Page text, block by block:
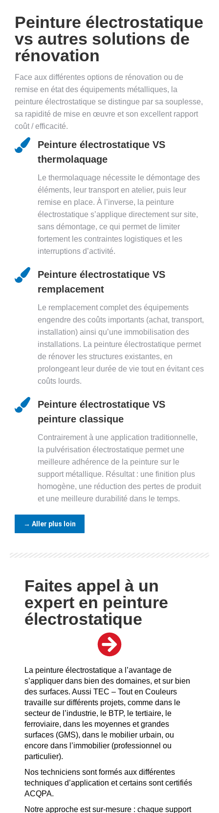
Peinture électrostatique
vs autres solutions de
rénovation
Face aux différentes options de rénovation ou de
remise en état des équipements métalliques, la
peinture électrostatique se distingue par sa souplesse,
sa rapidité de mise en œuvre et son excellent rapport
coût / efficacité.
Peinture électrostatique VS
thermolaquage
Le thermolaquage nécessite le démontage des
éléments, leur transport en atelier, puis leur
remise en place. À l’inverse, la peinture
électrostatique s’applique directement sur site,
sans démontage, ce qui permet de limiter
fortement les contraintes logistiques et les
interruptions d’activité.
Peinture électrostatique VS
remplacement
Le remplacement complet des équipements
engendre des coûts importants (achat, transport,
installation) ainsi qu’une immobilisation des
installations. La peinture électrostatique permet
de rénover les structures existantes, en
prolongeant leur durée de vie tout en évitant ces
coûts lourds.
Peinture électrostatique VS
peinture classique
Contrairement à une application traditionnelle,
la pulvérisation électrostatique permet une
meilleure adhérence de la peinture sur le
support métallique. Résultat : une finition plus
homogène, une réduction des pertes de produit
et une meilleure durabilité dans le temps.
→ Aller plus loin
Faites appel à un
expert en peinture
électrostatique
La peinture électrostatique a l’avantage de
s’appliquer dans bien des domaines, et sur bien
des surfaces. Aussi TEC – Tout en Couleurs
travaille sur différents projets, comme dans le
secteur de l’industrie, le BTP, le tertiaire, le
ferroviaire, dans les moyennes et grandes
surfaces (GMS), dans le mobilier urbain, ou
encore dans l’immobilier (professionnel ou
particulier).
Nos techniciens sont formés aux différentes
techniques d’application et certains sont certifiés
ACQPA.
Notre approche est sur-mesure : chaque support